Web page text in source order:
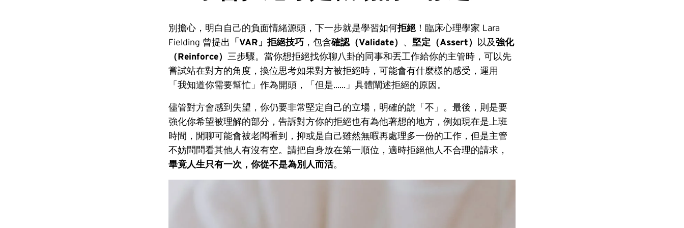
別擔心，明白自己的負面情緒源頭，下一步就是學習如何拒絕！臨床心理學家 Lara
Fielding 曾提出 「VAR」拒絕技巧，包含確認（Validate） 、 堅定（Assert） 以及強化
（Reinforce） 三步驟。當你想拒絕找你聊八卦的同事和丟工作給你的主管時，可以先
嘗試站在對方的角度，換位思考如果對方被拒絕時，可能會有什麼樣的感受，運用
「我知道你需要幫忙」作為開頭，「但是......」具體闡述拒絕的原因。
儘管對方會感到失望，你仍要非常堅定自己的立場，明確的說「不」。最後，則是要
強化你希望被理解的部分，告訴對方你的拒絕也有為他著想的地方，例如現在是上班
時間，閒聊可能會被老闆看到，抑或是自己雖然無暇再處理多一份的工作，但是主管
不妨問問看其他人有沒有空。請把自身放在第一順位，適時拒絕他人不合理的請求，
畢竟人生只有一次，你從不是為別人而活。